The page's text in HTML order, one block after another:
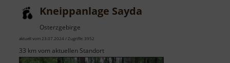
Kneippanlage Sayda
Osterzgebirge
aktuell vom 23.07.2024 / Zugriffe: 3952
33 km vom aktuellen Standort